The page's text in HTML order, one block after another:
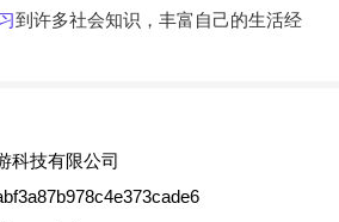
到许多社会知识，丰富自己的生活经
科技有限公司